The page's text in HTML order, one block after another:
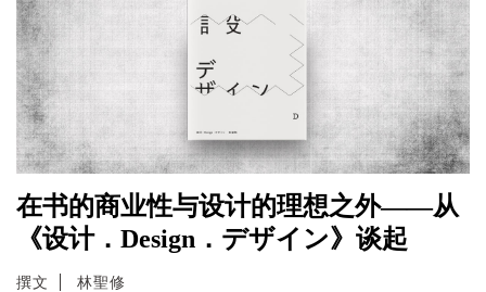
在书的商业性与设计的理想之外——从
《设计．Design．デザイン》谈起
撰文 林聖修